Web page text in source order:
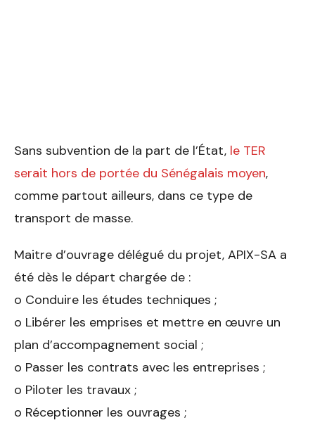
Sans subvention de la part de l’État, le TER
serait hors de portée du Sénégalais moyen,
comme partout ailleurs, dans ce type de
transport de masse.
Maitre d’ouvrage délégué du projet, APIX-SA a
été dès le départ chargée de :
o Conduire les études techniques ;
o Libérer les emprises et mettre en œuvre un
plan d’accompagnement social ;
o Passer les contrats avec les entreprises ;
o Piloter les travaux ;
o Réceptionner les ouvrages ;